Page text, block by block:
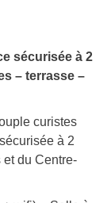
sécurisée à 2
– terrasse –
curistes
à 2
et du Centre-